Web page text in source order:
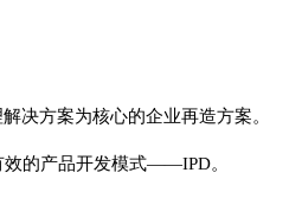
决方案为核心的企业再造方案。
效的产品开发模式——IPD。